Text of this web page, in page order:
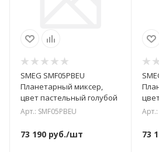
SMEG SMF05PBEU
Планетарный миксер,
цвет пастельный голубой
Арт.: SMF05PBEU
73 190 руб./шт
Арт.:
73